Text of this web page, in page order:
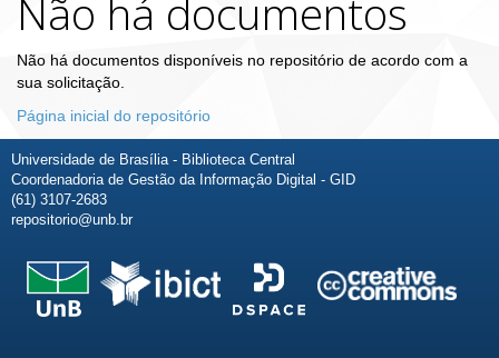
Não há documentos
Não há documentos disponíveis no repositório de acordo com a
sua solicitação.
Página inicial do repositório
Universidade de Brasília - Biblioteca Central
Coordenadoria de Gestão da Informação Digital - GID
(61) 3107-2683
repositorio@unb.br